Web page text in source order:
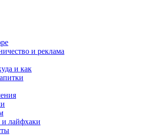
и реклама
и как
лайфхаки